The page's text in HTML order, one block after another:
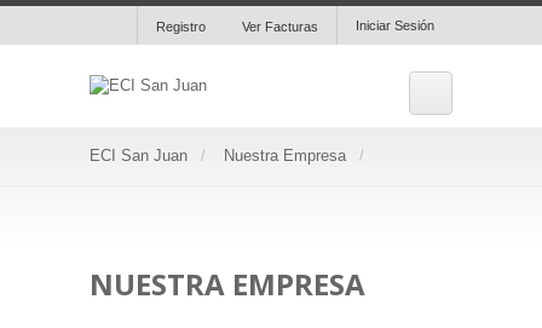
Registro Ver Facturas Iniciar Sesión
ECI San Juan Nuestra Empresa
NUESTRA EMPRESA